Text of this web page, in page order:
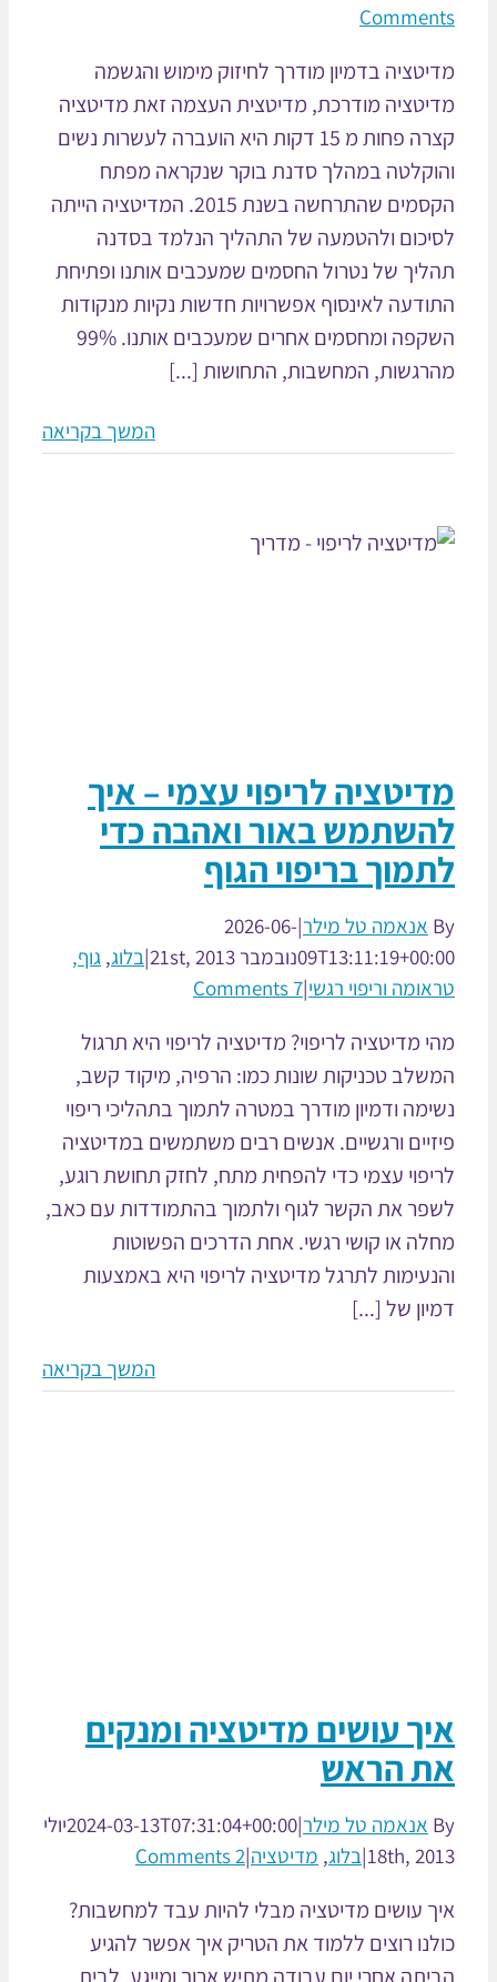
בדמיון מודרך לחיזוק מימוש והגשמה
מודרכת, מדיטצית העצמה זאת מדיטציה
קצרה פחות מ 15 דקות היא הועברה לעשרות נשים
במהלך סדנת בוקר שנקראה מפתח
הקסמים שהתרחשה בשנת 2015. המדיטציה הייתה
ולהטמעה של התהליך הנלמד בסדנה
של נטרול החסמים שמעכבים אותנו ופתיחת
לאינסוף אפשרויות חדשות נקיות מנקודות
השקפה ומחסמים אחרים שמעכבים אותנו. 99%
המחשבות, התחושות [...]
המשך בקריאה
מדיטציה
לריפוי
להשתמש
לתמוך
בריפוי
הגוף
וריפוי רגשי
לריפוי עצמי – איך
באור ואהבה כדי
בריפוי הגוף
אנאמה טל מילר|
2026-06-
נובמבר 21st, 2013 |בלוג,גוף,
וריפוי רגשי|
7 Comments
מדיטציה לריפוי? מדיטציה לריפוי היא תרגול
טכניקות שונות כמו: הרפיה, מיקוד קשב,
ודמיון מודרך במטרה לתמוך בתהליכי ריפוי
ורגשיים. אנשים רבים משתמשים במדיטציה
עצמי כדי להפחית מתח, לחזק תחושת רוגע,
את הקשר לגוף ולתמוך בהתמודדות עם כאב,
או קושי רגשי. אחת הדרכים הפשוטות
לתרגל מדיטציה לריפוי היא באמצעות
של [...]
המשך בקריאה
עושים מדיטציה ומנקים
הראש
אנאמה טל מילר|
2024-03-13T07:31:04+00:00יולי
18th,
|בלוג,מדיטציה|
2 Comments
עושים מדיטציה מבלי להיות עבד למחשבות?
רוצים ללמוד את הטריק איך אפשר להגיע